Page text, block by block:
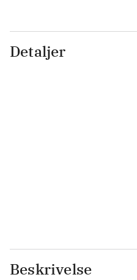
Detaljer
Beskrivelse